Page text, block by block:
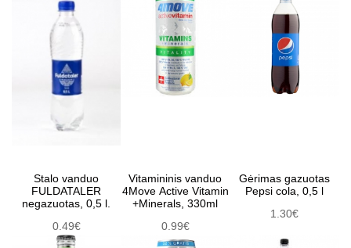
Stalo vanduo
FULDATALER
negazuotas, 0,5 l.
0.49€
Vitamininis vanduo
4Move Active Vitamin
+Minerals, 330ml
0.99€
Gėrimas gazuotas
Pepsi cola, 0,5 l
1.30€